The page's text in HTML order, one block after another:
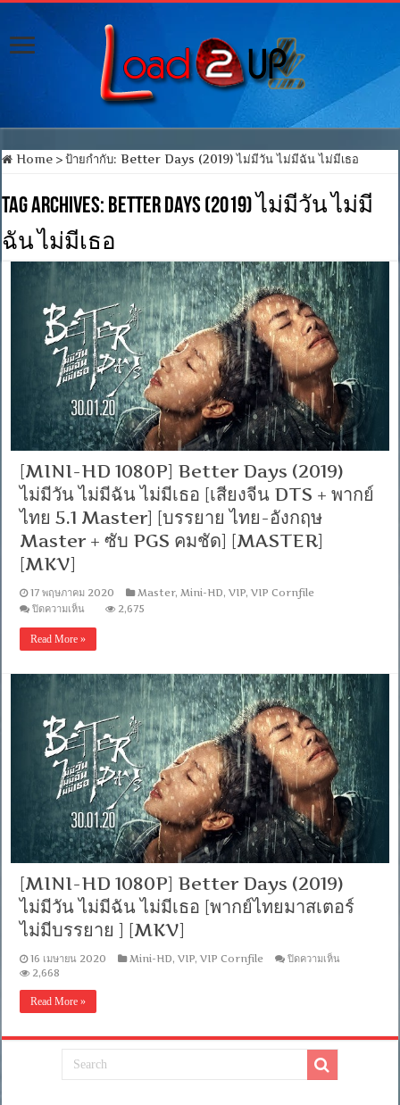
Home > ป้ายกำกับ:Better Days (2019) ไม่มีวัน ไม่มีฉัน ไม่มีเธอ
Tag Archives: Better Days (2019) ไม่มีวัน ไม่มี
ฉัน ไม่มีเธอ
[MINI-HD 1080P] Better Days (2019)
ไม่มีวัน ไม่มีฉัน ไม่มีเธอ [เสียงจีน DTS + พากย์
ไทย 5.1 Master] [บรรยาย ไทย-อังกฤษ
Master + ซับ PGS คมชัด] [MASTER]
[MKV]
17 พฤษภาคม 2020 Master, Mini-HD,VIP,VIP Cornfile
ปิดความเห็น
1080P]
Days
(2019)
ไม่มี
วัน
ไม่มี
ฉัน
ไม่มี
เธอ
[เสียง
จีน
DTS
+
พากย์
5.1
[บรรยาย
ไทย-
Master
คม
[MASTER]
2,675
Read More »
[MINI-HD 1080P] Better Days (2019)
ไม่มีวัน ไม่มีฉัน ไม่มีเธอ [พากย์ไทยมาสเตอร์
ไม่มีบรรยาย ] [MKV]
16 เมษายน 2020 Mini-HD,VIP,VIP Cornfile ปิดความเห็น
(2019)
2,668
Read More »